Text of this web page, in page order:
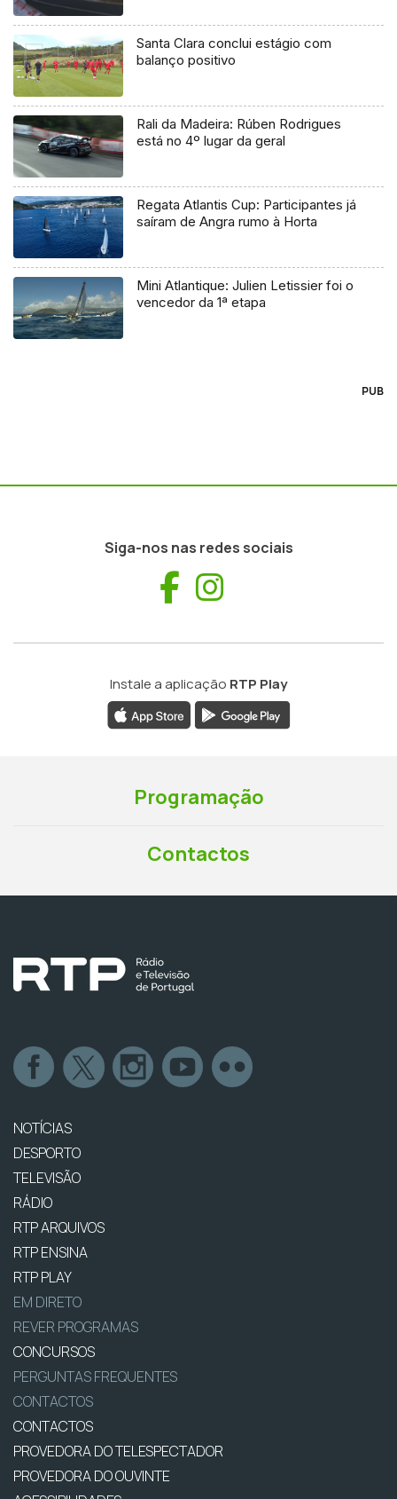
Santa Clara conclui estágio com
balanço positivo
Rali da Madeira: Rúben Rodrigues
está no 4º lugar da geral
Regata Atlantis Cup: Participantes já
saíram de Angra rumo à Horta
Mini Atlantique: Julien Letissier foi o
vencedor da 1ª etapa
PUB
Siga-nos nas redes sociais
Facebook
Instale a aplicação RTP Play
Programação
Contactos
NOTÍCIAS
DESPORTO
TELEVISÃO
RÁDIO
RTP ARQUIVOS
RTP ENSINA
RTP PLAY
EM DIRETO
REVER PROGRAMAS
CONCURSOS
PERGUNTAS FREQUENTES
CONTACTOS
CONTACTOS
PROVEDORA DO TELESPECTADOR
PROVEDORA DO OUVINTE